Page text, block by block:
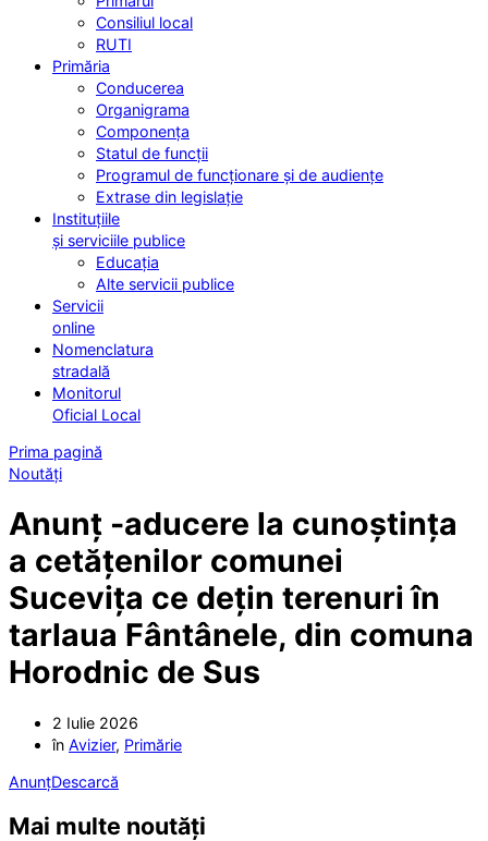
Consiliul local
RUTI
Primăria
Conducerea
Organigrama
Componența
Statul de funcții
Programul de funcționare și de audiențe
Extrase din legislație
Instituțiile
și serviciile publice
Educația
Alte servicii publice
Servicii
online
Nomenclatura
stradală
Monitorul
Oficial Local
Prima pagină
Noutăți
Anunț -aducere la cunoștința
a cetățenilor comunei
Sucevița ce dețin terenuri în
tarlaua Fântânele, din comuna
Horodnic de Sus
2 Iulie 2026
în Avizier, Primărie
AnunțDescarcă
Mai multe noutăți